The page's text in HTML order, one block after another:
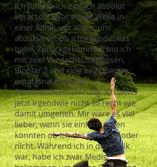
Ich fühle mich einfach absolut
verarscht. War einige Weile in
einer Klinik, vor allem, um
abzuklären, ob ich irgendetwas
habe. Zurückgekommen bin ich
mit zwei Verdachtsdiagnosen,
Bipolar 2 und eine beginnende
emotional instabile
Persönlichkeitsstörung. Ich weiss
jetzt irgendwie nicht so recht wie
damit umgehen. Mir wäre es viel
lieber, wenn sie einfach sagen
könnten ob ich das jetzt hab oder
nicht. Während ich in der Klinik
war, habe ich zwar Medis